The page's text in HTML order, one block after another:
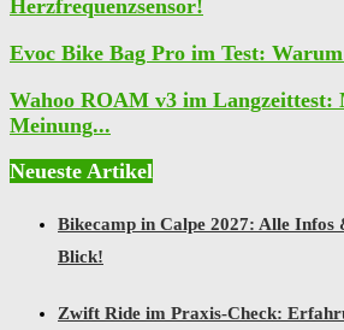
Herzfrequenzsensor!
Evoc Bike Bag Pro im Test:
Wahoo ROAM v3 im Langzeittest:
Meinung...
Neueste Artikel
Bikecamp in Calpe 2027: Alle Infos
Blick!
Zwift Ride im Praxis-Check: